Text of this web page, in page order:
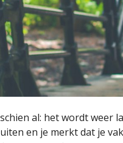
al: het wordt weer
en je merkt dat je